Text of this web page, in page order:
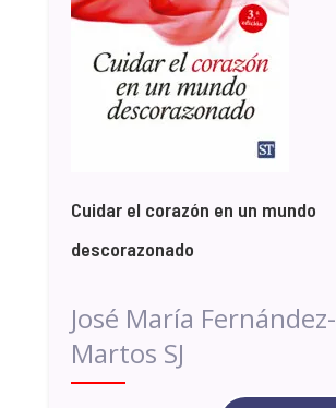
Cuidar el corazón en un mundo
descorazonado
José María Fernández-
Martos SJ